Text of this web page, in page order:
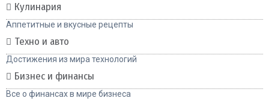
Кулинария
Аппетитные и вкусные рецепты
Техно и авто
Достижения из мира технологий
Бизнес и финансы
Все о финансах в мире бизнеса